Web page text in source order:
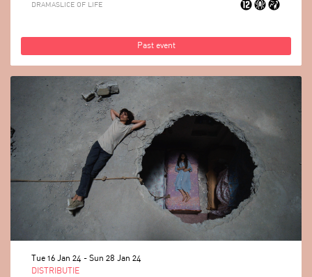
DRAMASLICE OF LIFE
Past event
DISTRIBUTIE
Tue 16 Jan 24 - Sun 28 Jan 24